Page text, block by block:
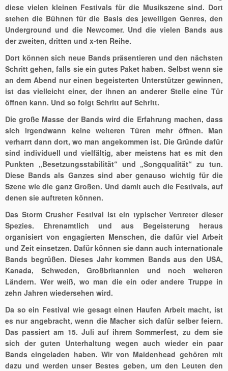
diese vielen kleinen Festivals für die Musikszene sind. Dort
stehen die Bühnen für die Basis des jeweiligen Genres, den
Underground und die Newcomer. Und die vielen Bands aus
der zweiten, dritten und x-ten Reihe.
Dort können sich neue Bands präsentieren und den nächsten
Schritt gehen, falls sie ein gutes Paket haben. Selbst wenn sie
an dem Abend nur einen begeisterten Unterstützer gewinnen,
ist das vielleicht einer, der ihnen an anderer Stelle eine Tür
öffnen kann. Und so folgt Schritt auf Schritt.
Die große Masse der Bands wird die Erfahrung machen, dass
sich irgendwann keine weiteren Türen mehr öffnen. Man
verharrt dann dort, wo man angekommen ist. Die Gründe dafür
sind individuell und vielfältig, aber meistens hat es mit den
Punkten „Besetzungsstabilität“ und „Songqualität“ zu tun.
Diese Bands als Ganzes sind aber genauso wichtig für die
Szene wie die ganz Großen. Und damit auch die Festivals, auf
denen sie auftreten können.
Das Storm Crusher Festival ist ein typischer Vertreter dieser
Spezies. Ehrenamtlich und aus Begeisterung heraus
organisiert von engagierten Menschen, die dafür viel Arbeit
und Zeit einsetzen. Dafür können sie dann auch internationale
Bands begrüßen. Dieses Jahr kommen Bands aus den USA,
Kanada, Schweden, Großbritannien und noch weiteren
Ländern. Wer weiß, wo man die ein oder andere Truppe in
zehn Jahren wiedersehen wird.
Da so ein Festival wie gesagt einen Haufen Arbeit macht, ist
es nur angebracht, wenn die Macher sich dafür selber feiern.
Das passiert am 15. Juli auf ihrem Sommerfest, zu dem sie
sich der guten Unterhaltung wegen auch wieder ein paar
Bands eingeladen haben. Wir von Maidenhead gehören mit
dazu und werden unser Bestes geben, um den Leuten den